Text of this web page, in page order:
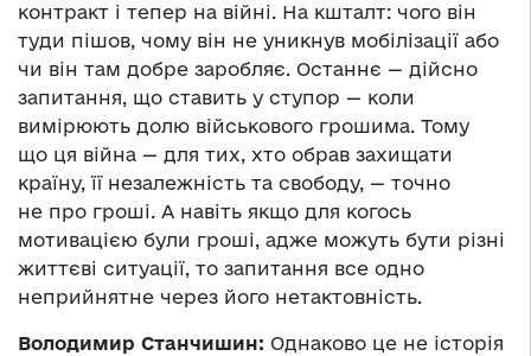
контракт і тепер на війні. На кшталт: чого він
туди пішов, чому він не уникнув мобілізації або
чи він там добре заробляє. Останнє — дійсно
запитання, що ставить у ступор — коли
вимірюють долю військового грошима. Тому
що ця війна — для тих, хто обрав захищати
країну, її незалежність та свободу, — точно
не про гроші. А навіть якщо для когось
мотивацією були гроші, адже можуть бути різні
життєві ситуації, то запитання все одно
неприйнятне через його нетактовність.
Володимир Станчишин: Однаково це не історія